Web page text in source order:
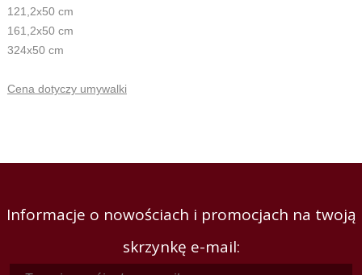
121,2x50 cm
161,2x50 cm
324x50 cm
Cena dotyczy umywalki
Informacje o nowościach i promocjach na twoją
skrzynkę e-mail: